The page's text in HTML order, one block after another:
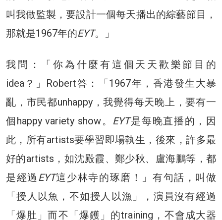
叫我做監製，要設計一個每天播出的綜藝節目，
那就是1967年的EYT。」
我問：「你為什麼有這個天天歡樂節目的
idea？」Robert答：「1967年，香港發生大暴
亂，市民都unhappy，我覺得每天晚上，要有一
個happy variety show。 EYT是每晚直播的，因
此，所有artists要學習即場執生，後來，許多最
好的artists，如沈殿霞、鄭少秋、盧海鵬等，都
是經過 EYT這少林寺的琢磨！」有句話，叫做
「授人以魚，不如授人以漁」，演員沒有經過
「爆肚」而不「爆鑊」的training，不會成大器